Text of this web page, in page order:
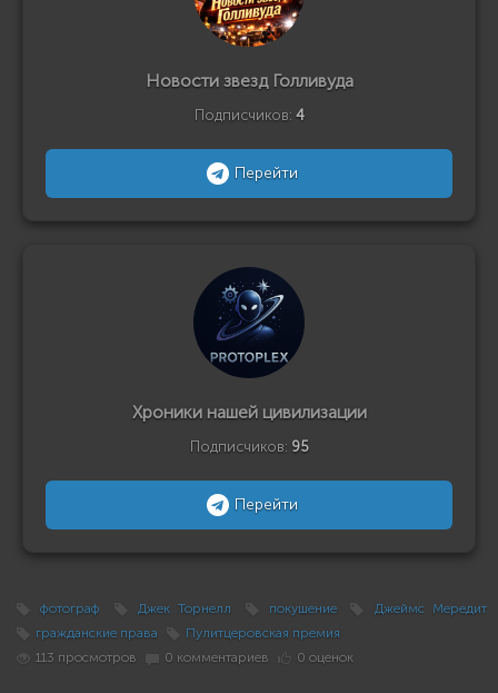
Новости звезд Голливуда
Подписчиков: 4
Перейти
Хроники нашей цивилизации
Подписчиков: 95
Перейти
фотограф Джек Торнелл покушение
Джеймс Мередит
гражданские права
Пулитцеровская премия
113 просмотров
0 комментариев 0 оценок